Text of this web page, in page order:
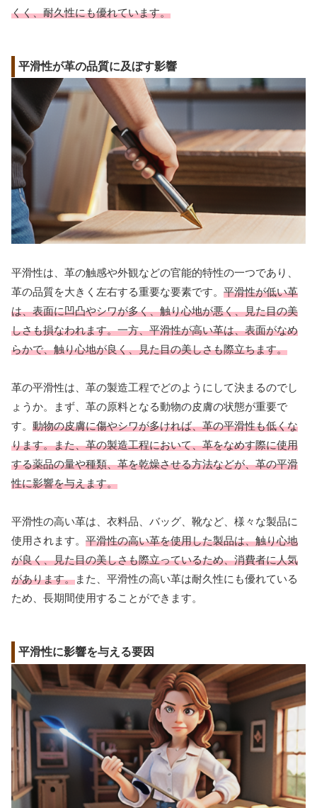
くく、耐久性にも優れています。
平滑性が革の品質に及ぼす影響
平滑性は、革の触感や外観などの官能的特性の一つであり、
革の品質を大きく左右する重要な要素です。 平滑性が低い革
は、表面に凹凸やシワが多く、触り心地が悪く、見た目の美
しさも損なわれます。一方、平滑性が高い革は、表面がなめ
らかで、触り心地が良く、見た目の美しさも際立ちます。
革の平滑性は、革の製造工程でどのようにして決まるのでし
ょうか。まず、革の原料となる動物の皮膚の状態が重要で
す。 動物の皮膚に傷やシワが多ければ、革の平滑性も低くな
ります。また、革の製造工程において、革をなめす際に使用
する薬品の量や種類、革を乾燥させる方法などが、革の平滑
性に影響を与えます。
平滑性の高い革は、衣料品、バッグ、靴など、様々な製品に
使用されます。 平滑性の高い革を使用した製品は、触り心地
が良く、見た目の美しさも際立っているため、消費者に人気
があります。また、平滑性の高い革は耐久性にも優れている
ため、長期間使用することができます。
平滑性に影響を与える要因